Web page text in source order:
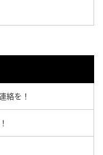
絡を！